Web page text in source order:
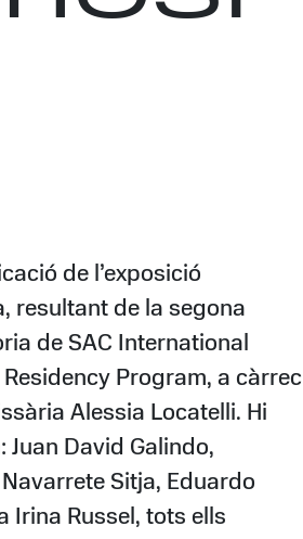
de l’exposició
resultant de la segona
de SAC International
Program, a càrrec
Alessia Locatelli. Hi
Juan David Galindo,
Sitja, Eduardo
Irina Russel, tots ells